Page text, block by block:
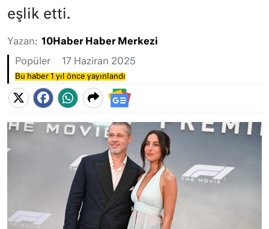
eşlik etti.
Yazan: 10Haber Haber Merkezi
Popüler 17 Haziran 2025
Bu haber 1 yıl önce yayınlandı